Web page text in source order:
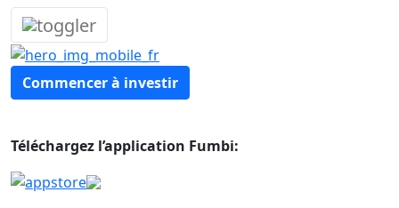
Skip
content
Commencer à investir
Téléchargez l’application Fumbi: